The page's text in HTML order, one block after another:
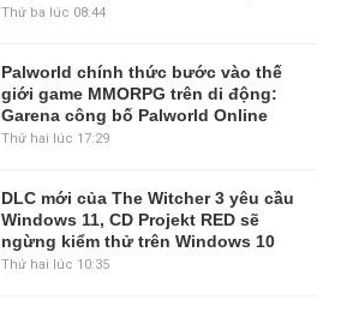
Thứ ba lúc 08:44
Palworld chính thức bước vào thế
giới game MMORPG trên di động:
Garena công bố Palworld Online
Thứ hai lúc 17:29
DLC mới của The Witcher 3 yêu cầu
Windows 11, CD Projekt RED sẽ
ngừng kiểm thử trên Windows 10
Thứ hai lúc 10:35